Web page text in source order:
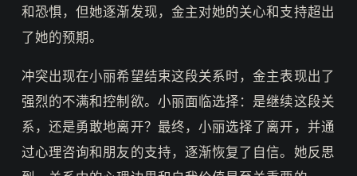
和恐惧，但她逐渐发现，金主对她的关心和支持超出
了她的预期。
冲突出现在小丽希望结束这段关系时，金主表现出了
强烈的不满和控制欲。小丽面临选择：是继续这段关
系，还是勇敢地离开？最终，小丽选择了离开，并通
过心理咨询和朋友的支持，逐渐恢复了自信。她反思